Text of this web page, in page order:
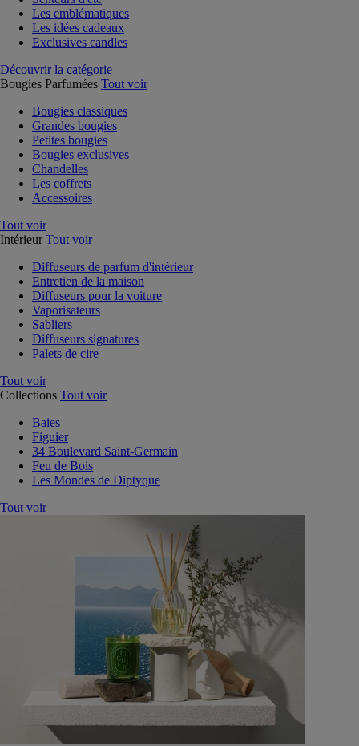
Les emblématiques
Les idées cadeaux
Exclusives candles
Découvrir la catégorie
Bougies Parfumées Tout voir
Bougies classiques
Grandes bougies
Petites bougies
Bougies exclusives
Chandelles
Les coffrets
Accessoires
Tout voir
Intérieur Tout voir
Diffuseurs de parfum d'intérieur
Entretien de la maison
Diffuseurs pour la voiture
Vaporisateurs
Sabliers
Diffuseurs signatures
Palets de cire
Tout voir
Collections Tout voir
Baies
Figuier
34 Boulevard Saint-Germain
Feu de Bois
Les Mondes de Diptyque
Tout voir